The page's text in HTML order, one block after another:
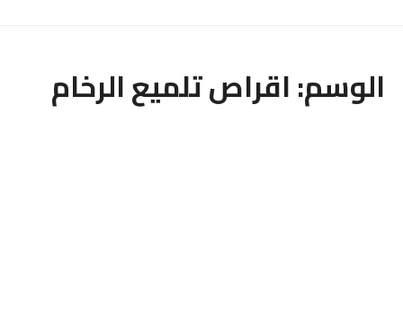
الوسم:اقراص تلميع الرخام